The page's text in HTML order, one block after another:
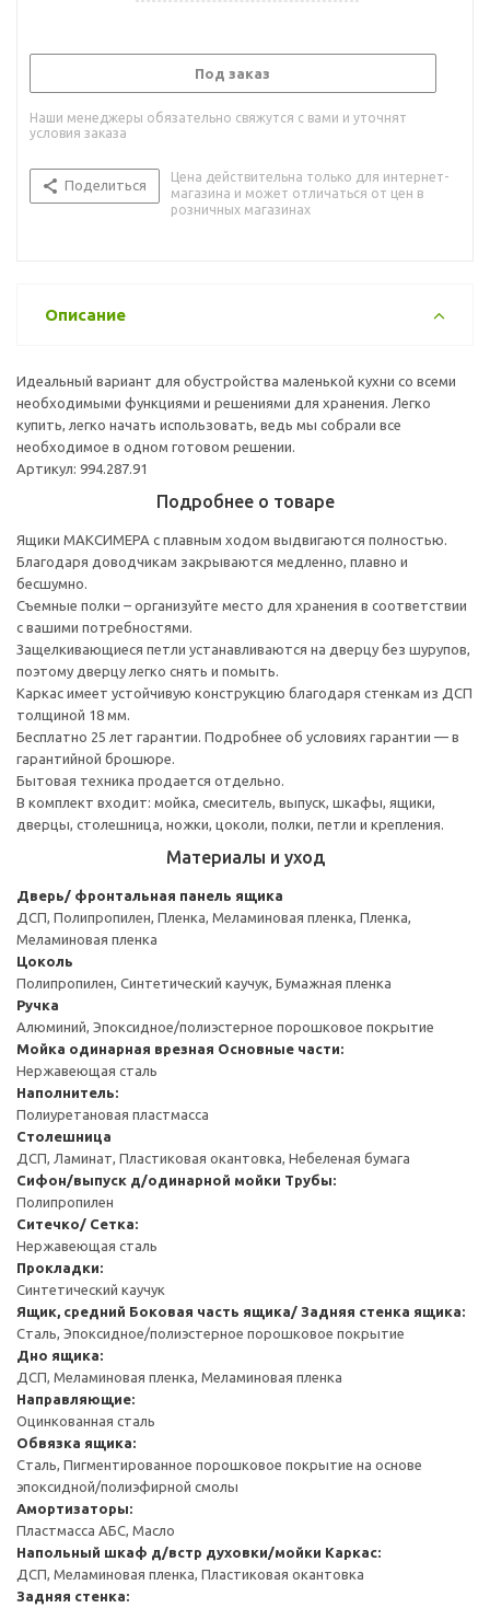
Под заказ
Наши менеджеры обязательно свяжутся с вами и уточнят
условия заказа
Поделиться
Цена действительна только для интернет-
магазина и может отличаться от цен в
розничных магазинах
Описание
Идеальный вариант для обустройства маленькой кухни со всеми
необходимыми функциями и решениями для хранения. Легко
купить, легко начать использовать, ведь мы собрали все
необходимое в одном готовом решении.
Артикул: 994.287.91
Подробнее о товаре
Ящики МАКСИМЕРА с плавным ходом выдвигаются полностью.
Благодаря доводчикам закрываются медленно, плавно и
бесшумно.
Съемные полки – организуйте место для хранения в соответствии
с вашими потребностями.
Защелкивающиеся петли устанавливаются на дверцу без шурупов,
поэтому дверцу легко снять и помыть.
Каркас имеет устойчивую конструкцию благодаря стенкам из ДСП
толщиной 18 мм.
Бесплатно 25 лет гарантии. Подробнее об условиях гарантии — в
гарантийной брошюре.
Бытовая техника продается отдельно.
В комплект входит: мойка, смеситель, выпуск, шкафы, ящики,
дверцы, столешница, ножки, цоколи, полки, петли и крепления.
Материалы и уход
Дверь/ фронтальная панель ящика
ДСП, Полипропилен, Пленка, Меламиновая пленка, Пленка,
Меламиновая пленка
Цоколь
Полипропилен, Синтетический каучук, Бумажная пленка
Ручка
Алюминий, Эпоксидное/полиэстерное порошковое покрытие
Мойка одинарная врезная Основные части:
Нержавеющая сталь
Наполнитель:
Полиуретановая пластмасса
Столешница
ДСП, Ламинат, Пластиковая окантовка, Небеленая бумага
Сифон/выпуск д/одинарной мойки Трубы:
Полипропилен
Ситечко/ Сетка:
Нержавеющая сталь
Прокладки:
Синтетический каучук
Ящик, средний Боковая часть ящика/ Задняя стенка ящика:
Сталь, Эпоксидное/полиэстерное порошковое покрытие
Дно ящика:
ДСП, Меламиновая пленка, Меламиновая пленка
Направляющие:
Оцинкованная сталь
Обвязка ящика:
Сталь, Пигментированное порошковое покрытие на основе
эпоксидной/полиэфирной смолы
Амортизаторы:
Пластмасса АБС, Масло
Напольный шкаф д/встр духовки/мойки Каркас:
ДСП, Меламиновая пленка, Пластиковая окантовка
Задняя стенка: